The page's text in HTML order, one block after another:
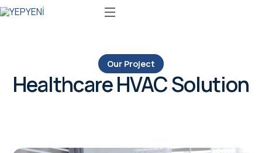
Our Project
Healthcare HVAC Solution